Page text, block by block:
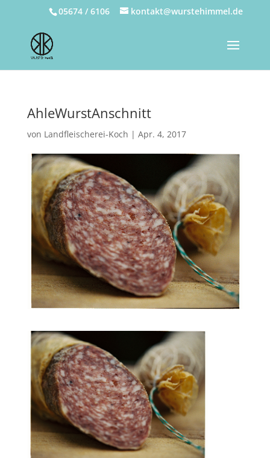
05674 / 6106 kontakt@wurstehimmel.de
AhleWurstAnschnitt
von Landfleischerei-Koch | Apr. 4, 2017